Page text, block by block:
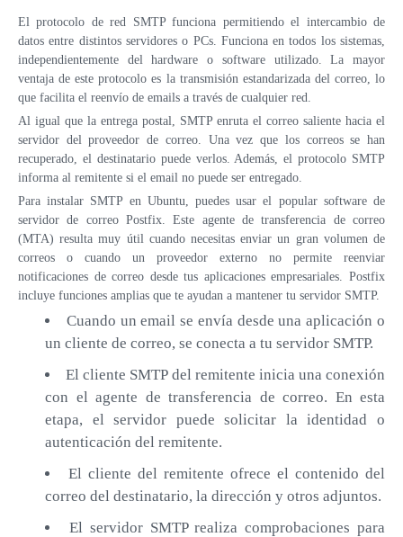
DÜSSELDORF VPS
VPS ESTONIA
VPS AUSTRALIA
VPS SINGAPUR
VPS ITALIA
VPS ESPAÑA
VPS EMIRATOS ÁRABES UNIDOS
VPS BULGARIA
VPS ISRAEL
El protocolo de red SMTP funciona permitiendo el intercambio de
datos entre distintos servidores o PCs. Funciona en todos los sistemas,
independientemente del hardware o software utilizado. La mayor
ventaja de este protocolo es la transmisión estandarizada del correo, lo
que facilita el reenvío de emails a través de cualquier red.
Al igual que la entrega postal, SMTP enruta el correo saliente hacia el
servidor del proveedor de correo. Una vez que los correos se han
recuperado, el destinatario puede verlos. Además, el protocolo SMTP
informa al remitente si el email no puede ser entregado.
Para instalar SMTP en Ubuntu, puedes usar el popular software de
servidor de correo Postfix. Este agente de transferencia de correo
(MTA) resulta muy útil cuando necesitas enviar un gran volumen de
correos o cuando un proveedor externo no permite reenviar
notificaciones de correo desde tus aplicaciones empresariales. Postfix
incluye funciones amplias que te ayudan a mantener tu servidor SMTP.
Cuando un email se envía desde una aplicación o
un cliente de correo, se conecta a tu servidor SMTP.
El cliente SMTP del remitente inicia una conexión
con el agente de transferencia de correo. En esta
etapa, el servidor puede solicitar la identidad o
autenticación del remitente.
El cliente del remitente ofrece el contenido del
correo del destinatario, la dirección y otros adjuntos.
El servidor SMTP realiza comprobaciones para